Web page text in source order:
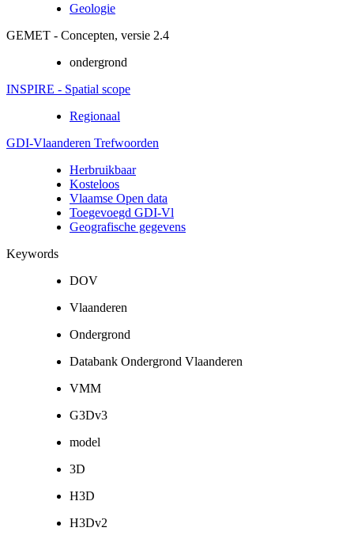
Geologie
GEMET - Concepten, versie 2.4
ondergrond
INSPIRE - Spatial scope
Regionaal
GDI-Vlaanderen Trefwoorden
Herbruikbaar
Kosteloos
Vlaamse Open data
Toegevoegd GDI-Vl
Geografische gegevens
Keywords
DOV
Vlaanderen
Ondergrond
Databank Ondergrond Vlaanderen
VMM
G3Dv3
model
3D
H3D
H3Dv2